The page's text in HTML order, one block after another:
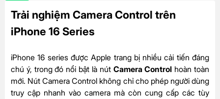
Trải nghiệm Camera Control trên
iPhone 16 Series
iPhone 16 series được Apple trang bị nhiều cải tiến đáng
chú ý, trong đó nổi bật là nút Camera Control hoàn toàn
mới. Nút Camera Control không chỉ cho phép người dùng
truy cập nhanh vào camera mà còn cung cấp các tùy